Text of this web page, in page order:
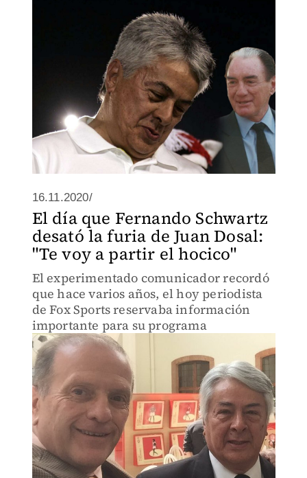
16.11.2020/
El día que Fernando Schwartz
desató la furia de Juan Dosal:
"Te voy a partir el hocico"
El experimentado comunicador recordó
que hace varios años, el hoy periodista
de Fox Sports reservaba información
importante para su programa